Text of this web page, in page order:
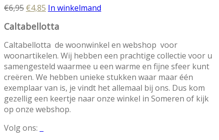
€6,95 Oorspronkelijke
was:
€6,95.
€4,85 Huidige
is:
€4,85.
In winkelmand
Caltabellotta
Caltabellotta de woonwinkel en webshop voor
woonartikelen. Wij hebben een prachtige collectie voor u
samengesteld waarmee u een warme en fijne sfeer kunt
creëren. We hebben unieke stukken waar maar één
exemplaar van is, je vindt het allemaal bij ons. Dus kom
gezellig een keertje naar onze winkel in Someren of kijk
op onze webshop.
Volg ons: